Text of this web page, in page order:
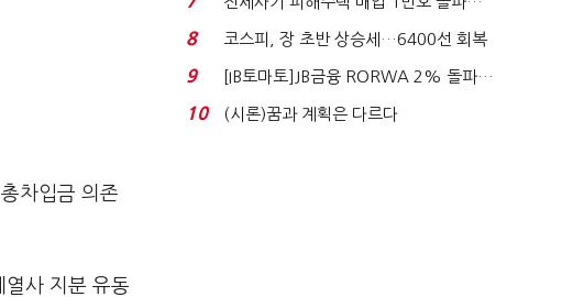
차입금 의존
사 지분 유동
누적 피해자 4만2...
8
코스피, 장 초반 상승세…6400선 회복
시도
9
[IB토마토]JB금융 RORWA 2% 돌파…
실적 견인은 은행 ...
10 (시론)꿈과 계획은 다르다